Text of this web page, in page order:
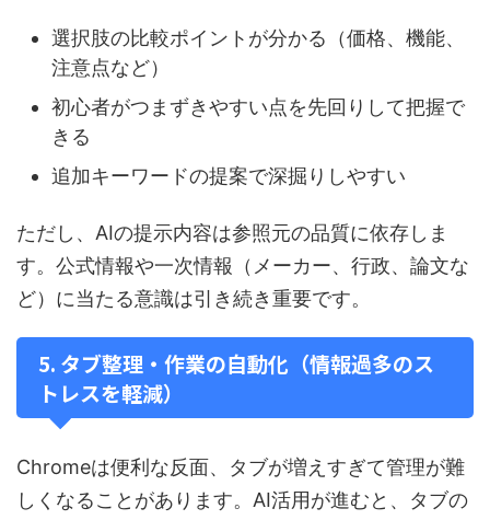
選択肢の比較ポイントが分かる（価格、機能、
注意点など）
初心者がつまずきやすい点を先回りして把握で
きる
追加キーワードの提案で深掘りしやすい
ただし、AIの提示内容は参照元の品質に依存しま
す。公式情報や一次情報（メーカー、行政、論文な
ど）に当たる意識は引き続き重要です。
5. タブ整理・作業の自動化（情報過多のス
トレスを軽減）
Chromeは便利な反面、タブが増えすぎて管理が難
しくなることがあります。AI活用が進むと、タブの